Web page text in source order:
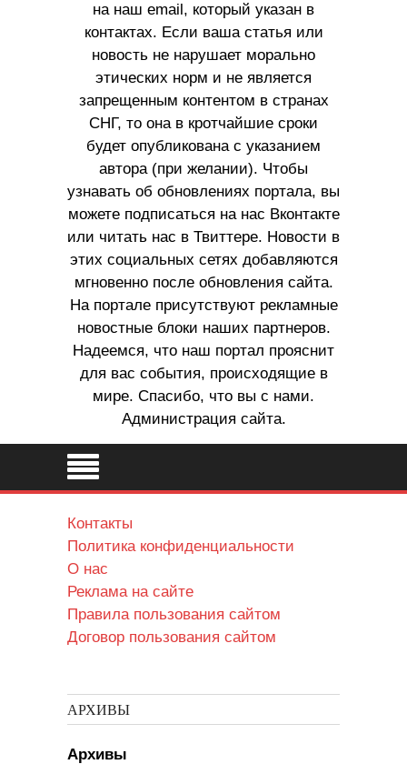
на наш email, который указан в
контактах. Если ваша статья или
новость не нарушает морально
этических норм и не является
запрещенным контентом в странах
СНГ, то она в кротчайшие сроки
будет опубликована с указанием
автора (при желании). Чтобы
узнавать об обновлениях портала, вы
можете подписаться на нас Вконтакте
или читать нас в Твиттере. Новости в
этих социальных сетях добавляются
мгновенно после обновления сайта.
На портале присутствуют рекламные
новостные блоки наших партнеров.
Надеемся, что наш портал прояснит
для вас события, происходящие в
мире. Спасибо, что вы с нами.
Администрация сайта.
Контакты
Политика конфиденциальности
О нас
Реклама на сайте
Правила пользования сайтом
Договор пользования сайтом
АРХИВЫ
Архивы